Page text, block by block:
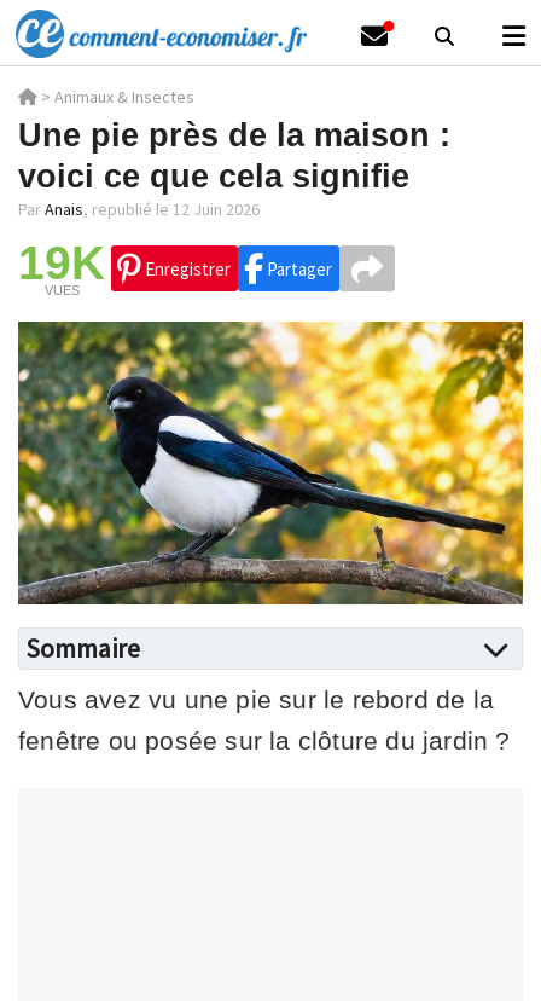
> Animaux & Insectes
Une pie près de la maison :
voici ce que cela signifie
ParAnais, republié le 12 Juin 2026
19K
VUES
Enregistrer Partager
Sommaire
Vous avez vu une pie sur le rebord de la
fenêtre ou posée sur la clôture du jardin ?